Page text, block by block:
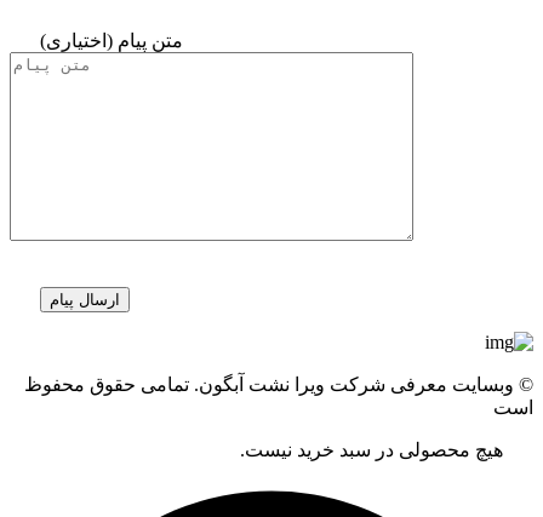
متن پیام (اختیاری)
© وبسایت معرفی شرکت ویرا نشت آبگون. تمامی حقوق محفوظ
است
هیچ محصولی در سبد خرید نیست.